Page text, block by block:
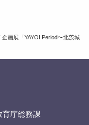
企画展「YAYOI Period〜北茨城
育庁総務課